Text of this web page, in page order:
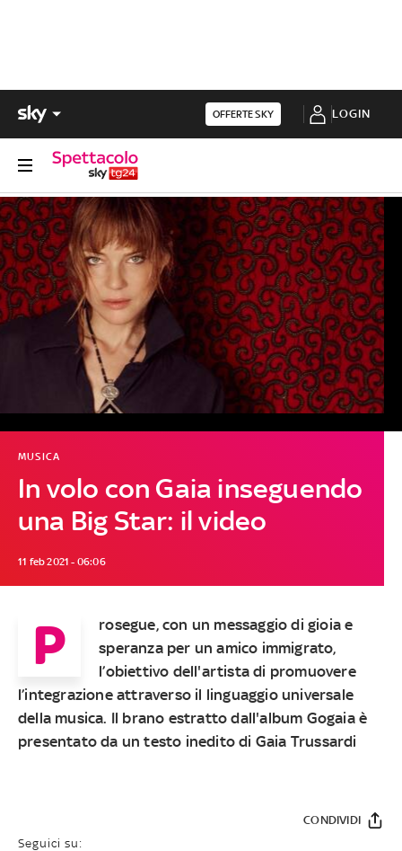
OFFERTE SKY LOGIN
In volo con Gaia inseguendo
una Big Star: il video
MUSICA
11 feb 2021 - 06:06
P
rosegue, con un messaggio di gioia e
speranza per un amico immigrato,
l’obiettivo dell'artista di promuovere
l’integrazione attraverso il linguaggio universale
della musica. Il brano estratto dall'album Gogaia è
presentato da un testo inedito di Gaia Trussardi
Seguici su:
CONDIVIDI